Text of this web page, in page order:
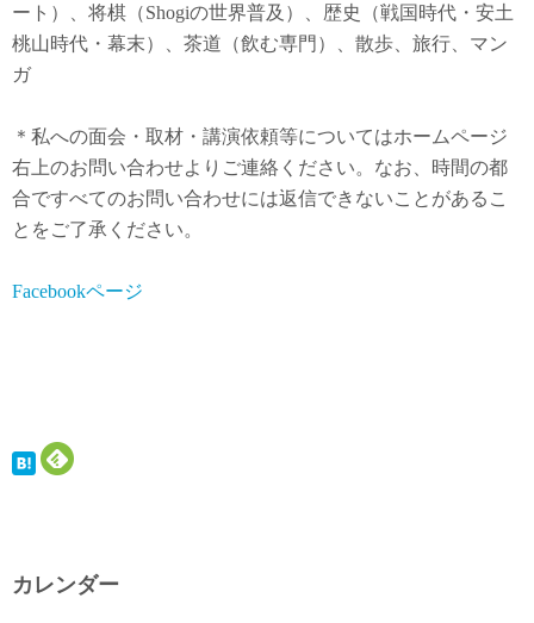
ート）、将棋（Shogiの世界普及）、歴史（戦国時代・安土
桃山時代・幕末）、茶道（飲む専門）、散歩、旅行、マン
ガ
＊私への面会・取材・講演依頼等についてはホームページ
右上のお問い合わせよりご連絡ください。なお、時間の都
合ですべてのお問い合わせには返信できないことがあるこ
とをご了承ください。
Facebookページ
カレンダー